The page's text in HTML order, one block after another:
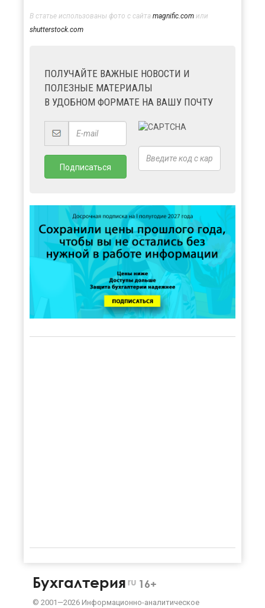
В статье использованы фото с сайта magnific.com или
shutterstock.com
ПОЛУЧАЙТЕ ВАЖНЫЕ НОВОСТИ И
ПОЛЕЗНЫЕ МАТЕРИАЛЫ
В УДОБНОМ ФОРМАТЕ НА ВАШУ ПОЧТУ
Бухгалтерия ru 16+
© 2001—2026 Информационно-аналитическое